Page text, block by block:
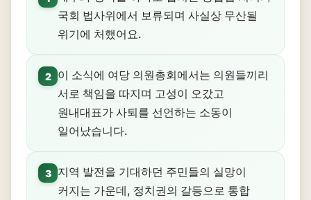
국회 법사위에서 보류되며 사실상 무산될
위기에 처했어요.
2
이 소식에 여당 의원총회에서는 의원들끼리
서로 책임을 따지며 고성이 오갔고
원내대표가 사퇴를 선언하는 소동이
일어났습니다.
3
지역 발전을 기대하던 주민들의 실망이
커지는 가운데, 정치권의 갈등으로 통합